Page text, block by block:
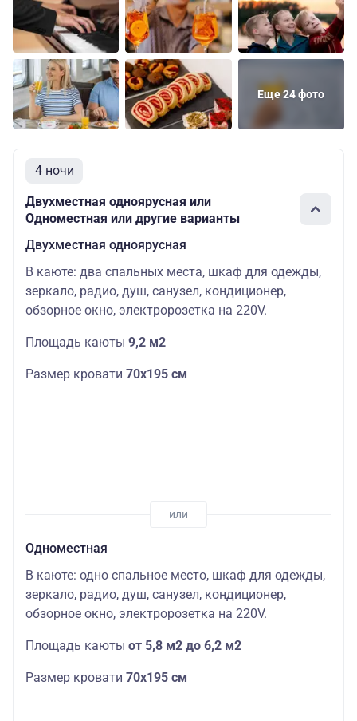
Шлюпочная Одноместная
Основных
мест: 1
Шлюпочная
Люкс
четырехместный
мест: 4
Еще 24 фото
4 ночи
Двухместная одноярусная или
Одноместная или другие варианты
Двухместная одноярусная
В каюте: два спальных места, шкаф для одежды,
зеркало, радио, душ, санузел, кондиционер,
обзорное окно, электророзетка на 220V.
Площадь каюты 9,2 м2
Размер кровати 70х195 см
Одноместная
В каюте: одно спальное место, шкаф для одежды,
зеркало, радио, душ, санузел, кондиционер,
обзорное окно, электророзетка на 220V.
Площадь каюты от 5,8 м2 до 6,2 м2
Размер кровати 70х195 см